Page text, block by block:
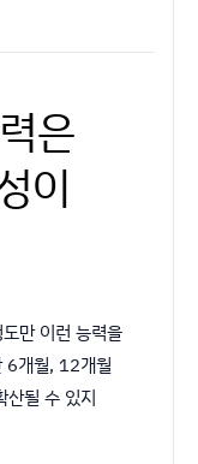
은
이
만 이런 능력을
6개월, 12개월
산될 수 있지